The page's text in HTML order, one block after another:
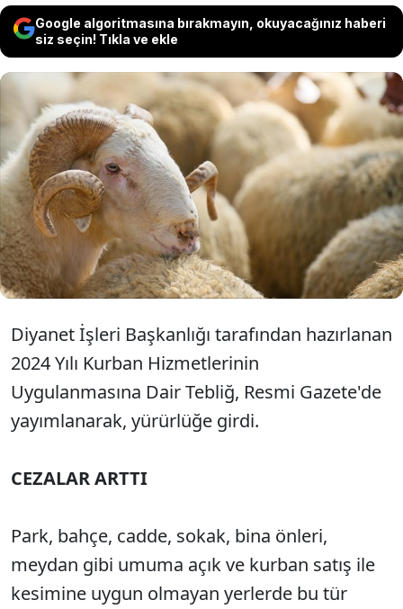
Google algoritmasına bırakmayın, okuyacağınız haberi
siz seçin! Tıkla ve ekle
Diyanet İşleri Başkanlığı'nın 2024 Yılı
Kurban Hizmetleri Tebliği ile kurban
satış ve kesimine ilişkin kurallar
belirlendi.
Diyanet İşleri Başkanlığı tarafından hazırlanan
2024 Yılı Kurban Hizmetlerinin
Uygulanmasına Dair Tebliğ, Resmi Gazete'de
yayımlanarak, yürürlüğe girdi.
CEZALAR ARTTI
Park, bahçe, cadde, sokak, bina önleri,
meydan gibi umuma açık ve kurban satış ile
kesimine uygun olmayan yerlerde bu tür